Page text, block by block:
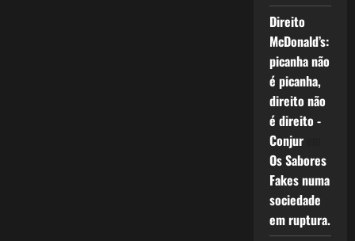
Direito
McDonald’s:
picanha não
é picanha,
direito não
é direito -
Conjurem
Os Sabores
Fakes numa
sociedade
em ruptura.